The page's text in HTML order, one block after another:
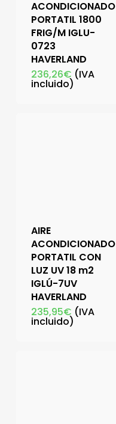
ACONDICIONADO
PORTATIL 1800
FRIG/M IGLU-
0723
HAVERLAND
236,26€ (IVA
incluido)
AIRE
ACONDICIONADO
PORTATIL CON
LUZ UV 18 m2
IGLÚ-7UV
HAVERLAND
235,95€ (IVA
incluido)